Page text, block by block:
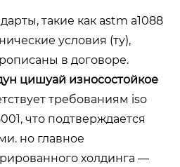
такие как astm a1088
условия (ту),
в договоре.
цишуай износостойкое
требованиям iso
что подтверждается
но главное
холдинга —